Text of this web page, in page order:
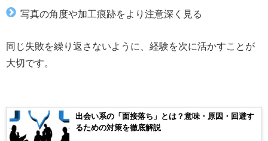
写真の角度や加工痕跡をより注意深く見る
同じ失敗を繰り返さないように、経験を次に活かすことが
大切です。
出会い系の「面接落ち」とは？意味・原因・回避す
るための対策を徹底解説